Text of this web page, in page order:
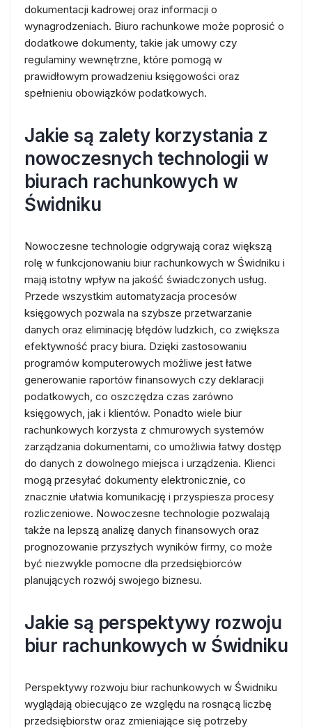
dokumentacji kadrowej oraz informacji o
wynagrodzeniach. Biuro rachunkowe może poprosić o
dodatkowe dokumenty, takie jak umowy czy
regulaminy wewnętrzne, które pomogą w
prawidłowym prowadzeniu księgowości oraz
spełnieniu obowiązków podatkowych.
Jakie są zalety korzystania z
nowoczesnych technologii w
biurach rachunkowych w
Świdniku
Nowoczesne technologie odgrywają coraz większą
rolę w funkcjonowaniu biur rachunkowych w Świdniku i
mają istotny wpływ na jakość świadczonych usług.
Przede wszystkim automatyzacja procesów
księgowych pozwala na szybsze przetwarzanie
danych oraz eliminację błędów ludzkich, co zwiększa
efektywność pracy biura. Dzięki zastosowaniu
programów komputerowych możliwe jest łatwe
generowanie raportów finansowych czy deklaracji
podatkowych, co oszczędza czas zarówno
księgowych, jak i klientów. Ponadto wiele biur
rachunkowych korzysta z chmurowych systemów
zarządzania dokumentami, co umożliwia łatwy dostęp
do danych z dowolnego miejsca i urządzenia. Klienci
mogą przesyłać dokumenty elektronicznie, co
znacznie ułatwia komunikację i przyspiesza procesy
rozliczeniowe. Nowoczesne technologie pozwalają
także na lepszą analizę danych finansowych oraz
prognozowanie przyszłych wyników firmy, co może
być niezwykle pomocne dla przedsiębiorców
planujących rozwój swojego biznesu.
Jakie są perspektywy rozwoju
biur rachunkowych w Świdniku
Perspektywy rozwoju biur rachunkowych w Świdniku
wyglądają obiecująco ze względu na rosnącą liczbę
przedsiębiorstw oraz zmieniające się potrzeby